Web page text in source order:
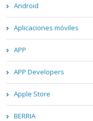
Android
Aplicaciones móviles
APP
APP Developers
Apple Store
BERRIA